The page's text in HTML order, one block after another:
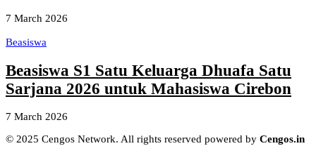
7 March 2026
Beasiswa
Beasiswa S1 Satu Keluarga Dhuafa Satu
Sarjana 2026 untuk Mahasiswa Cirebon
7 March 2026
© 2025 Cengos Network. All rights reserved powered by Cengos.in